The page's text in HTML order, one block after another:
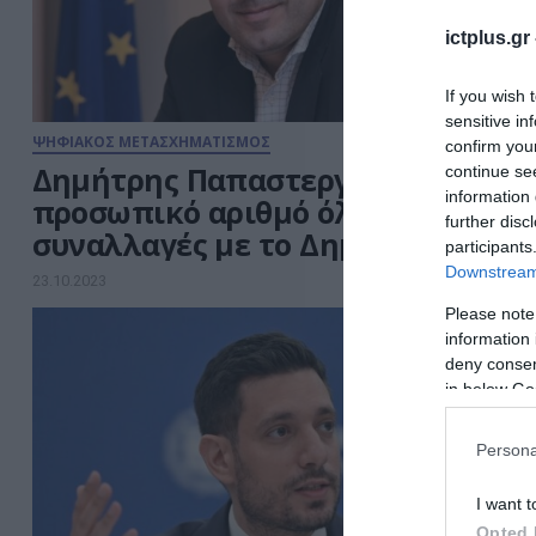
ictplus.gr
If you wish
sensitive
confirm
continue
information
further
Please
information
deny
in below
I want
Opted
ΨΗΦΙΑΚΟΣ ΜΕΤΑΣΧΗΜΑΤΙΣΜΟΣ
Δημήτρης Παπαστεργίου: Με τον
προσωπικό αριθμό όλες οι
συναλλαγές με το Δημόσιο
23.10.2023